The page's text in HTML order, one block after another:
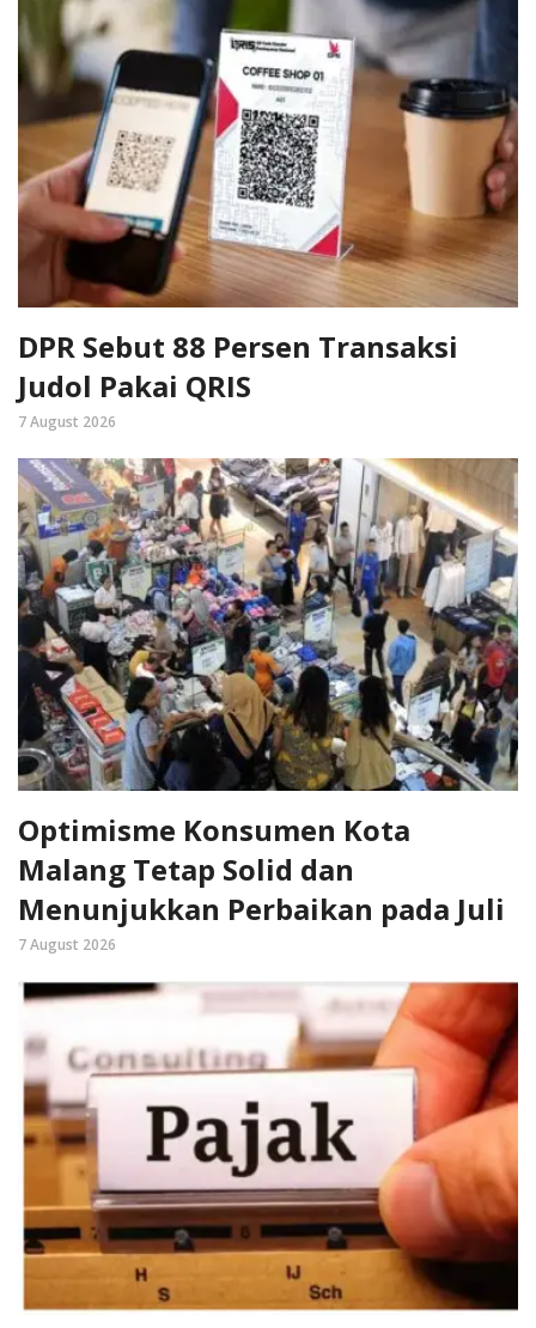
DPR Sebut 88 Persen Transaksi
Judol Pakai QRIS
7 August 2026
Optimisme Konsumen Kota
Malang Tetap Solid dan
Menunjukkan Perbaikan pada Juli
7 August 2026